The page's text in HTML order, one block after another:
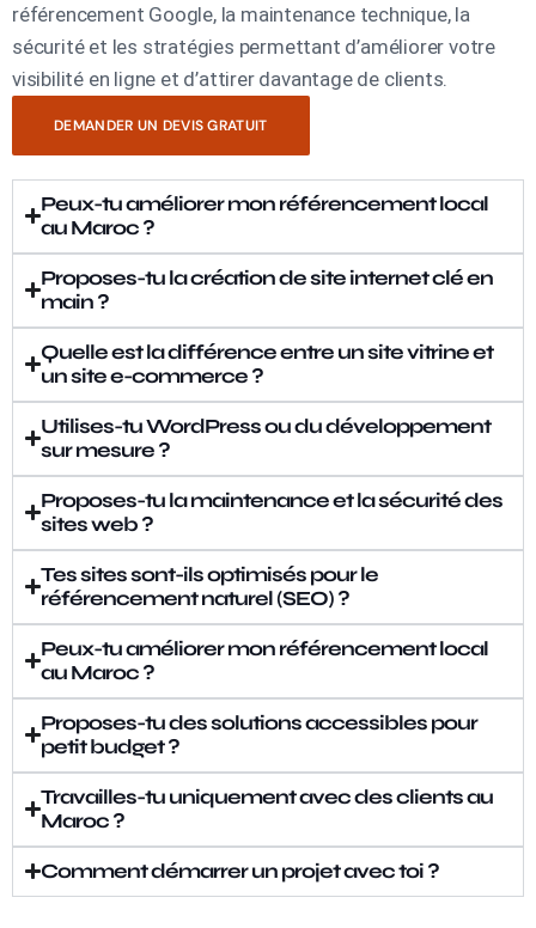
référencement Google, la maintenance technique, la
sécurité et les stratégies permettant d’améliorer votre
visibilité en ligne et d’attirer davantage de clients.
DEMANDER UN DEVIS GRATUIT
Peux-tu améliorer mon référencement local
au Maroc ?
Proposes-tu la création de site internet clé en
main ?
Quelle est la différence entre un site vitrine et
un site e-commerce ?
Utilises-tu WordPress ou du développement
sur mesure ?
Proposes-tu la maintenance et la sécurité des
sites web ?
Tes sites sont-ils optimisés pour le
référencement naturel (SEO) ?
Peux-tu améliorer mon référencement local
au Maroc ?
Proposes-tu des solutions accessibles pour
petit budget ?
Travailles-tu uniquement avec des clients au
Maroc ?
Comment démarrer un projet avec toi ?